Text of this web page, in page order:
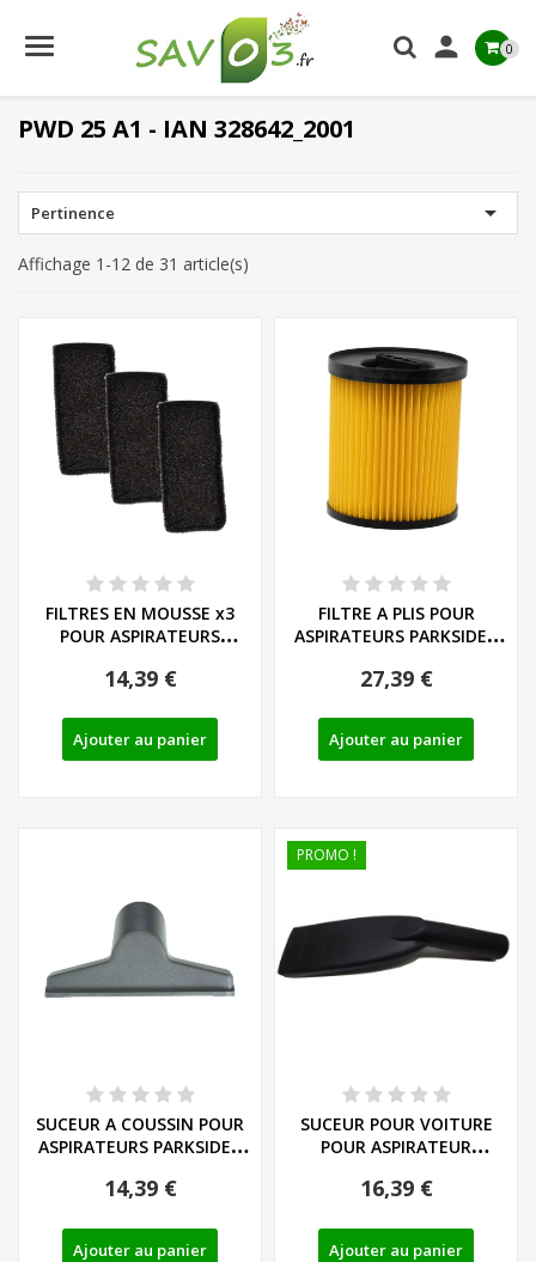
 0
PWD 25 A1 - IAN 328642_2001
Pertinence 
Affichage 1-12 de 31 article(s)
FILTRES EN MOUSSE x3
POUR ASPIRATEURS
14,39 €
Ajouter au panier
FILTRE A PLIS POUR
ASPIRATEURS PARKSIDE -
27,39 €
Ajouter au panier
SUCEUR A COUSSIN POUR
ASPIRATEURS PARKSIDE -
14,39 €
Ajouter au panier
PROMO !
SUCEUR POUR VOITURE
POUR ASPIRATEUR
16,39 €
Ajouter au panier